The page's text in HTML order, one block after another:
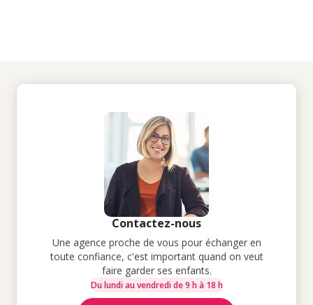
Contactez-nous
Une agence proche de vous pour échanger en
toute confiance, c'est important quand on veut
faire garder ses enfants.
Du lundi au vendredi de 9 h à 18 h